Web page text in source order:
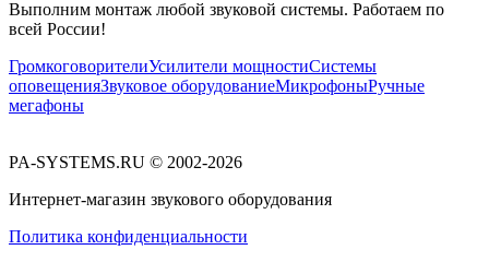
Выполним монтаж любой звуковой системы. Работаем по
всей России!
ГромкоговорителиУсилители мощностиСистемы
оповещенияЗвуковое оборудованиеМикрофоныРучные
мегафоны
PA-SYSTEMS.RU © 2002-2026
Интернет-магазин звукового оборудования
Политика конфиденциальности